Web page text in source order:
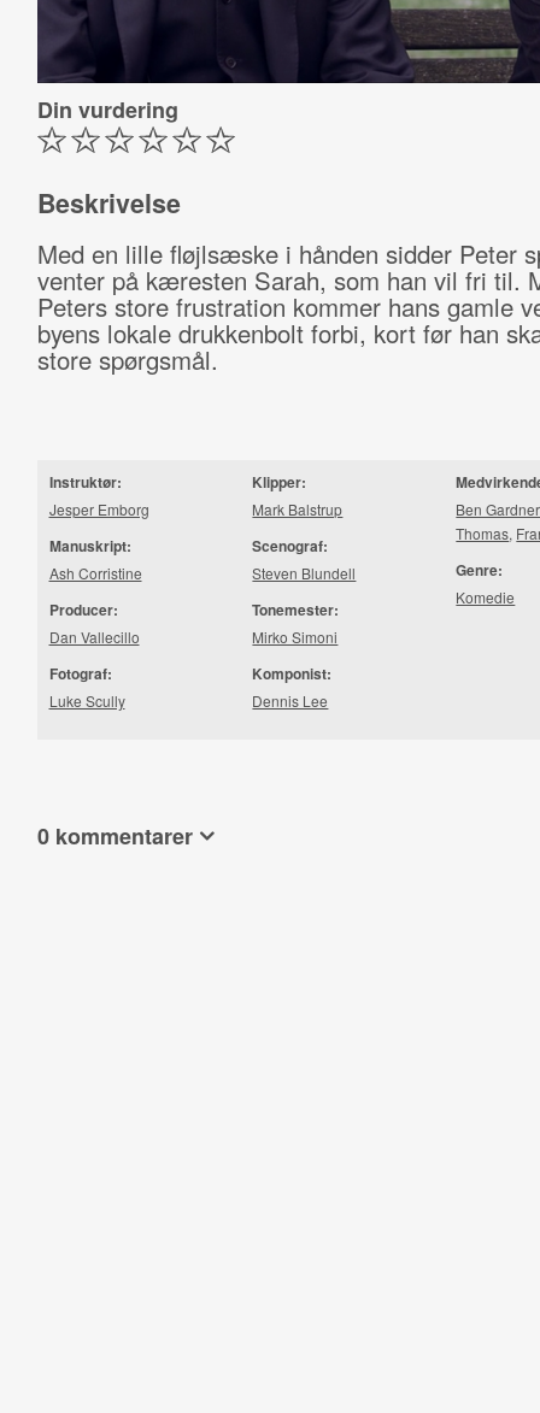
Din vurdering
Beskrivelse
Med en lille fløjlsæske i hånden sidder Peter
venter på kæresten Sarah, som han vil fri til.
Peters store frustration kommer hans gamle
byens lokale drukkenbolt forbi, kort før han
store spørgsmål.
Instruktør:
Jesper Emborg
Manuskript:
Ash Corristine
Producer:
Dan Vallecillo
Fotograf:
Luke Scully
Klipper:
Mark Balstrup
Scenograf:
Steven Blundell
Tonemester:
Mirko Simoni
Komponist:
Dennis Lee
Ben
Thomas,
Genre:
Komedie
0 kommentarer